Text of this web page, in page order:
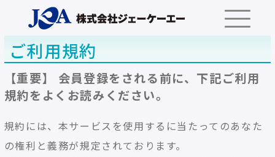
ご利用規約
【重要】 会員登録をされる前に、下記ご利用
規約をよくお読みください。
規約には、本サービスを使用するに当たってのあなた
の権利と義務が規定されております。